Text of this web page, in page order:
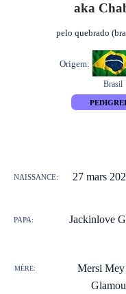
aka
pelo quebrado
Origem:
Brasil
27 mars
NAISSANCE:
PAPA: Jackinlove
MÈRE:
Mersi Mey